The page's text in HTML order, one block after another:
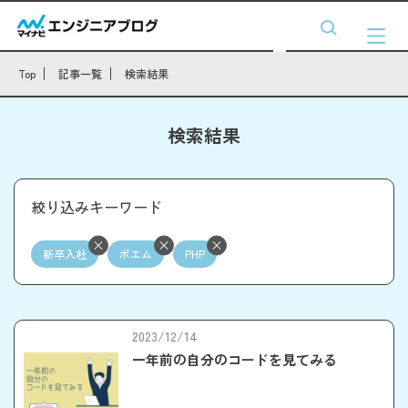
Top 記事一覧 検索結果
検索結果
絞り込みキーワード
新卒入社 ポエム PHP
2023/12/14
一年前の自分のコードを見てみる